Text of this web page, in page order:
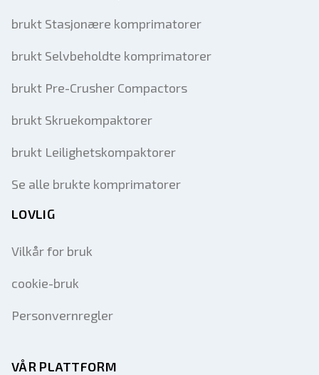
brukt Stasjonære komprimatorer
brukt Selvbeholdte komprimatorer
brukt Pre-Crusher Compactors
brukt Skruekompaktorer
brukt Leilighetskompaktorer
Se alle brukte komprimatorer
LOVLIG
Vilkår for bruk
cookie-bruk
Personvernregler
VÅR PLATTFORM